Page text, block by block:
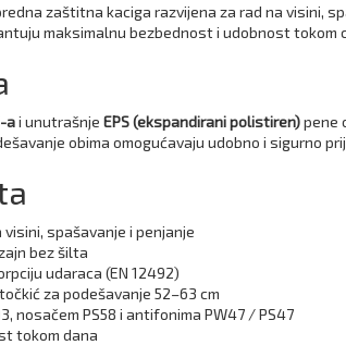
zaštitna kaciga razvijena za rad na visini,
maksimalnu bezbednost i udobnost tokom
ai unutrašnje EPS (ekspandirani polistiren)pene
obima omogućavaju udobno i sigurno
spašavanje i penjanje
bez šilta
udaraca (EN 12492)
za podešavanje 52–63 cm
nosačem PS58 i antifonima PW47 / PS47
tokom dana